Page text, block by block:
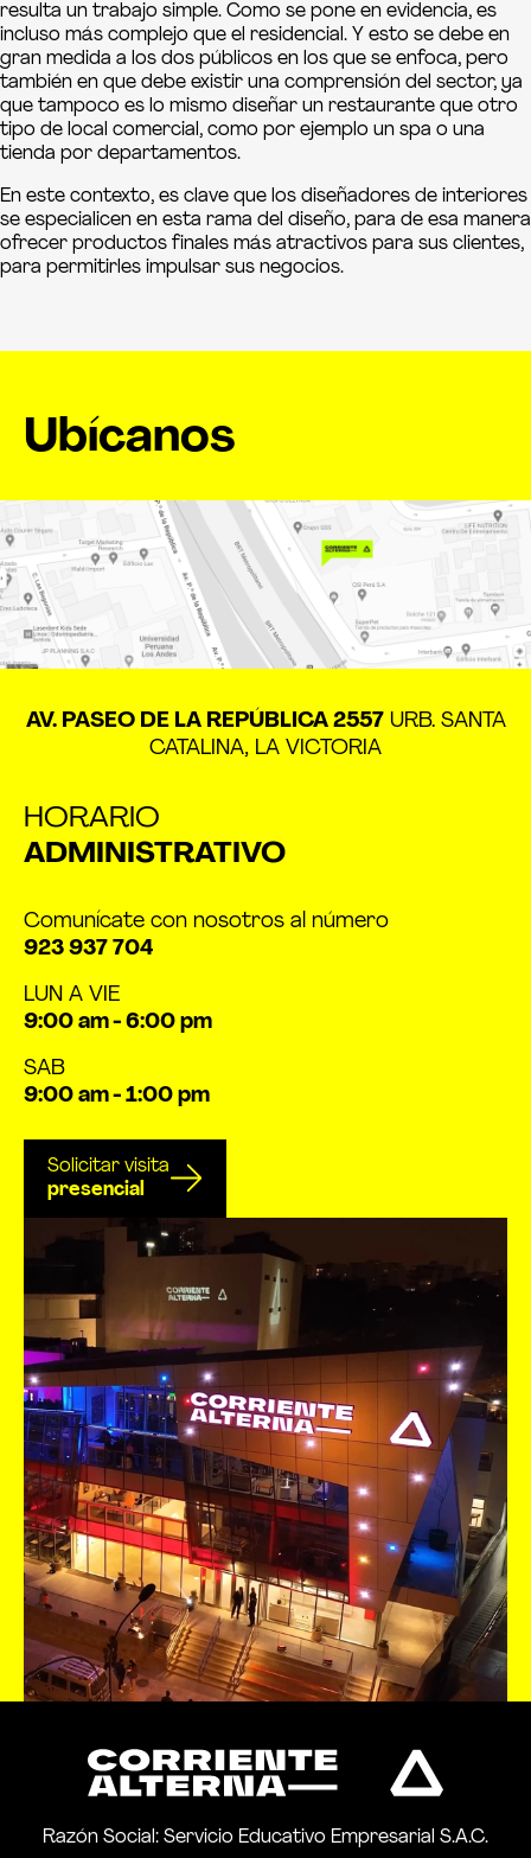
resulta un trabajo simple. Como se pone en evidencia, es
incluso más complejo que el residencial. Y esto se debe en
gran medida a los dos públicos en los que se enfoca, pero
también en que debe existir una comprensión del sector, ya
que tampoco es lo mismo diseñar un restaurante que otro
tipo de local comercial, como por ejemplo un spa o una
tienda por departamentos.
En este contexto, es clave que los diseñadores de interiores
se especialicen en esta rama del diseño, para de esa manera
ofrecer productos finales más atractivos para sus clientes,
para permitirles impulsar sus negocios.
Ubícanos
AV. PASEO DE LA REPÚBLICA 2557URB. SANTA
CATALINA, LA VICTORIA
HORARIO
ADMINISTRATIVO
Comunícate con nosotros al número
923 937 704
LUN A VIE
9:00 am - 6:00 pm
SAB
9:00 am - 1:00 pm
Solicitar visita
presencial
Razón Social: Servicio Educativo Empresarial S.A.C.